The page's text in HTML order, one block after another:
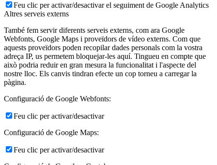
Feu clic per activar/desactivar el seguiment de Google Analytics
Altres serveis externs
També fem servir diferents serveis externs, com ara Google
Webfonts, Google Maps i proveïdors de vídeo externs. Com que
aquests proveïdors poden recopilar dades personals com la vostra
adreça IP, us permetem bloquejar-les aquí. Tingueu en compte que
això podria reduir en gran mesura la funcionalitat i l'aspecte del
nostre lloc. Els canvis tindran efecte un cop torneu a carregar la
pàgina.
Configuració de Google Webfonts:
Feu clic per activar/desactivar
Configuració de Google Maps:
Feu clic per activar/desactivar